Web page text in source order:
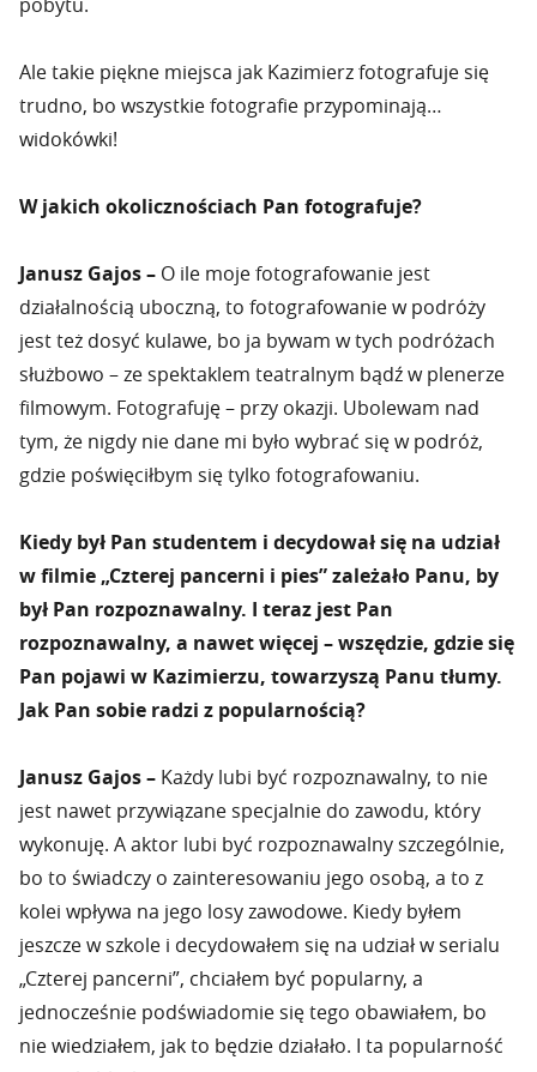
Ale takie piękne miejsca jak Kazimierz fotografuje się
trudno, bo wszystkie fotografie przypominają…
widokówki!
W jakich okolicznościach Pan fotografuje?
Janusz Gajos – O ile moje fotografowanie jest
działalnością uboczną, to fotografowanie w podróży
jest też dosyć kulawe, bo ja bywam w tych podróżach
służbowo – ze spektaklem teatralnym bądź w plenerze
filmowym. Fotografuję – przy okazji. Ubolewam nad
tym, że nigdy nie dane mi było wybrać się w podróż,
gdzie poświęciłbym się tylko fotografowaniu.
Kiedy był Pan studentem i decydował się na udział
w filmie „Czterej pancerni i pies” zależało Panu, by
był Pan rozpoznawalny. I teraz jest Pan
rozpoznawalny, a nawet więcej – wszędzie, gdzie się
Pan pojawi w Kazimierzu, towarzyszą Panu tłumy.
Jak Pan sobie radzi z popularnością?
Janusz Gajos – Każdy lubi być rozpoznawalny, to nie
jest nawet przywiązane specjalnie do zawodu, który
wykonuję. A aktor lubi być rozpoznawalny szczególnie,
bo to świadczy o zainteresowaniu jego osobą, a to z
kolei wpływa na jego losy zawodowe. Kiedy byłem
jeszcze w szkole i decydowałem się na udział w serialu
„Czterej pancerni”, chciałem być popularny, a
jednocześnie podświadomie się tego obawiałem, bo
nie wiedziałem, jak to będzie działało. I ta popularność